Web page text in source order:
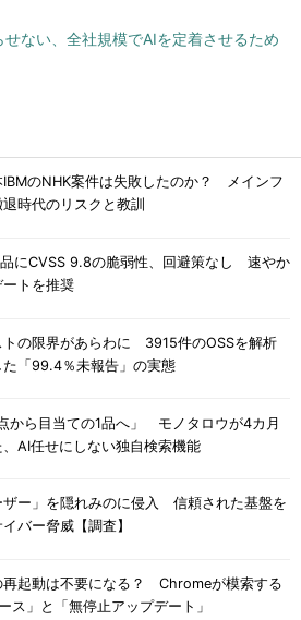
ない、全社規模でAIを定着させるため
IBMのNHK案件は失敗したのか？ メインフ
時代のリスクと教訓
にCVSS 9.8の脆弱性、回避策なし 速やか
トを推奨
トの限界があらわに 3915件のOSSを解析
た「99.4％未報告」の実態
から目当ての1品へ」 モノタロウが4カ月
AI任せにしない独自検索機能
ザー」を隠れみのに侵入 信頼された基盤を
バー脅威【調査】
再起動は不要になる？ Chromeが模索する
ス」と「無停止アップデート」